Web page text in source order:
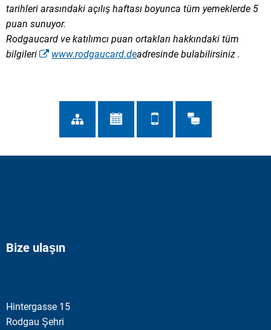
tarihleri arasındaki açılış haftası boyunca tüm yemeklerde 5
puan sunuyor.
Rodgaucard ve katılımcı puan ortakları hakkındaki tüm
bilgileri
www.rodgaucard.deadresinde bulabilirsiniz .
Bize ulaşın
Hintergasse 15
Rodgau Şehri